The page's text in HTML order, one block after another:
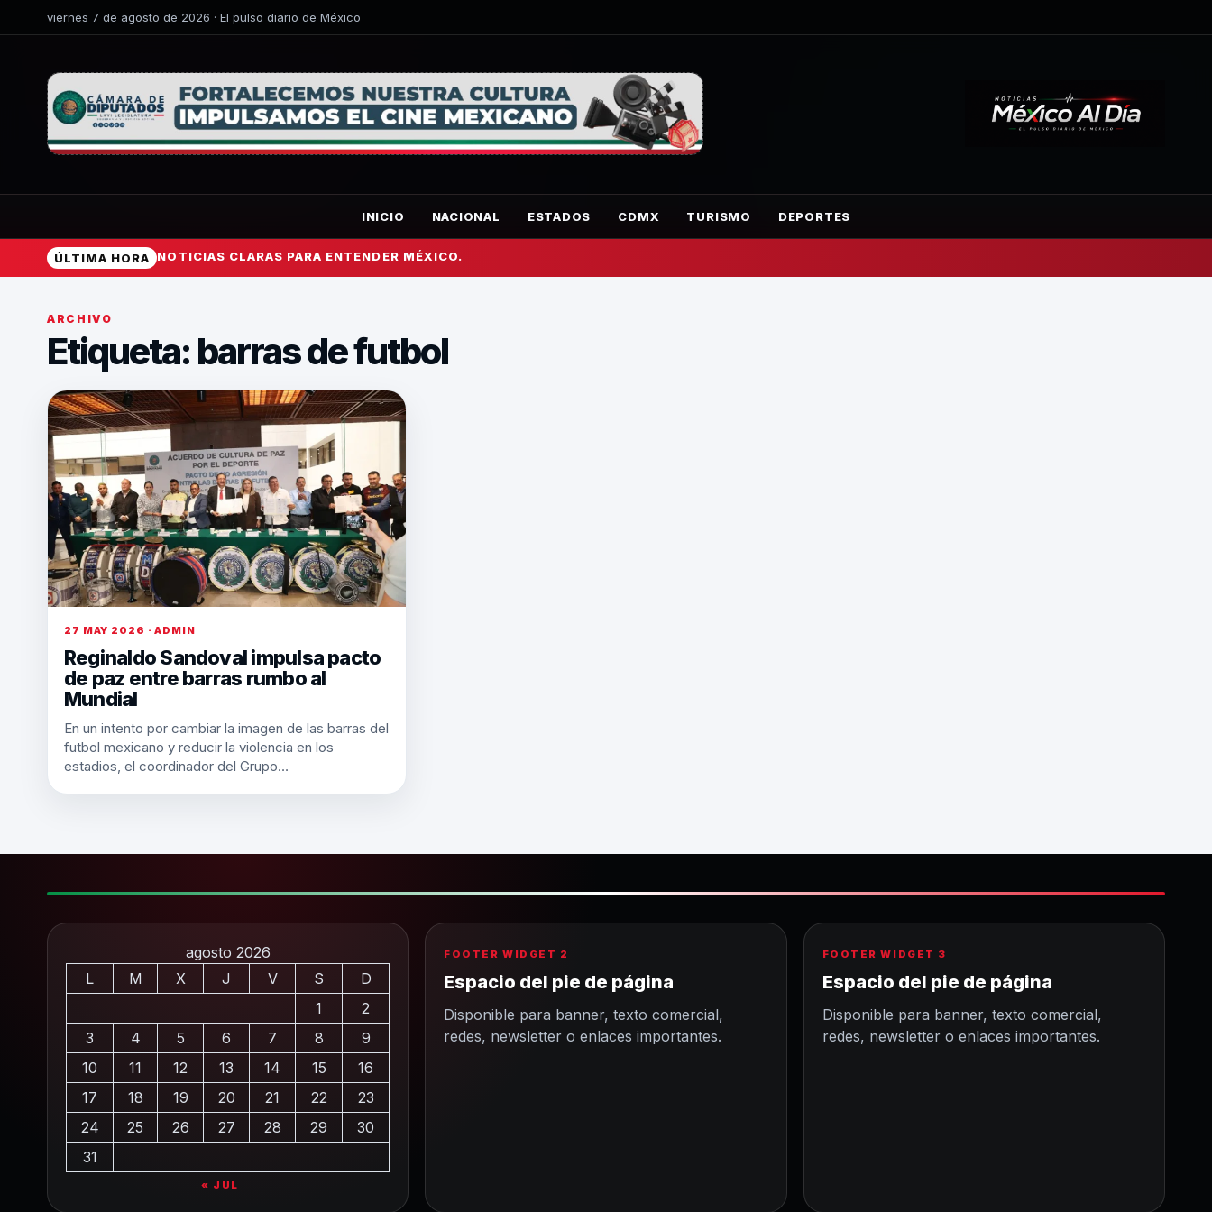
viernes 7 de agosto de 2026 · El pulso diario de México
INICIO NACIONAL ESTADOS CDMX TURISMO DEPORTES
ÚLTIMA HORA NOTICIAS CLARAS PARA ENTENDER MÉXICO.
ARCHIVO
Etiqueta: barras de futbol
27 MAY 2026 · ADMIN
Reginaldo Sandoval impulsa pacto
de paz entre barras rumbo al
Mundial
En un intento por cambiar la imagen de las barras del
futbol mexicano y reducir la violencia en los
estadios, el coordinador del Grupo…
agosto 2026
L
M X J V S
D
1
2
3
4 5 6 7 8
9
10
11 12 13 14 15
16
17
18 19 20 21 22
23
24
25 26 27 28 29
30
31
« JUL
FOOTER WIDGET 2
Espacio del pie de página
Disponible para banner, texto comercial,
redes, newsletter o enlaces importantes.
FOOTER WIDGET 3
Espacio del pie de página
Disponible para banner, texto comercial,
redes, newsletter o enlaces importantes.